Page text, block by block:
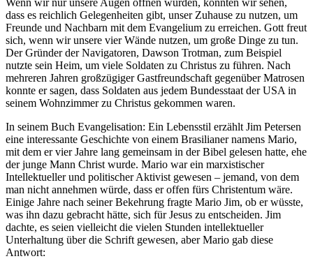
Wenn wir nur unsere Augen öffnen würden, könnten wir sehen,
dass es reichlich Gelegenheiten gibt, unser Zuhause zu nutzen, um
Freunde und Nachbarn mit dem Evangelium zu erreichen. Gott freut
sich, wenn wir unsere vier Wände nutzen, um große Dinge zu tun.
Der Gründer der Navigatoren, Dawson Trotman, zum Beispiel
nutzte sein Heim, um viele Soldaten zu Christus zu führen. Nach
mehreren Jahren großzügiger Gastfreundschaft gegenüber Matrosen
konnte er sagen, dass Soldaten aus jedem Bundesstaat der USA in
seinem Wohnzimmer zu Christus gekommen waren.
In seinem Buch Evangelisation: Ein Lebensstil erzählt Jim Petersen
eine interessante Geschichte von einem Brasilianer namens Mario,
mit dem er vier Jahre lang gemeinsam in der Bibel gelesen hatte, ehe
der junge Mann Christ wurde. Mario war ein marxistischer
Intellektueller und politischer Aktivist gewesen – jemand, von dem
man nicht annehmen würde, dass er offen fürs Christentum wäre.
Einige Jahre nach seiner Bekehrung fragte Mario Jim, ob er wüsste,
was ihn dazu gebracht hätte, sich für Jesus zu entscheiden. Jim
dachte, es seien vielleicht die vielen Stunden intellektueller
Unterhaltung über die Schrift gewesen, aber Mario gab diese
Antwort: